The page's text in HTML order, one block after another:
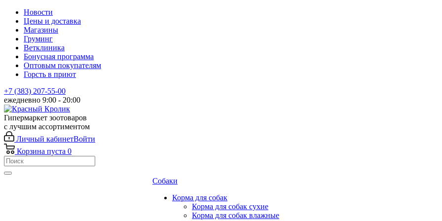
Новости
Цены и доставка
Магазины
Груминг
Ветклиника
Бонусная программа
Оптовым покупателям
Горсть в приют
+7 (383) 207-55-00
ежедневно 9:00 - 20:00
Гипермаркет зоотоваров
с лучшим ассортиментом
Личный кабинетВойти
Корзина пуста 0
Собаки
Корма для собак
Корма для собак сухие
Корма для собак влажные